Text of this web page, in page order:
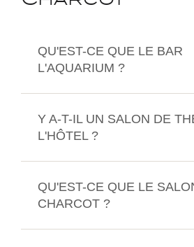
QU'EST-CE QUE LE BAR
L'AQUARIUM ?
Y A-T-IL UN SALON DE
L'HÔTEL ?
QU'EST-CE QUE LE
CHARCOT ?